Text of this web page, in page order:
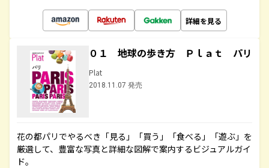
詳細を見る
０１ 地球の歩き方 Ｐｌａｔ パリ
Plat
2018.11.07 発売
花の都パリでやるべき「見る」「買う」「食べる」「遊ぶ」を
厳選して、豊富な写真と詳細な図解で案内するビジュアルガイ
ド。